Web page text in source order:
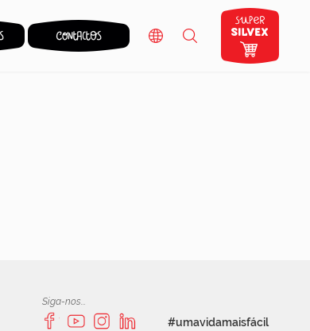
Siga-nos...
#umavidamaisfácil